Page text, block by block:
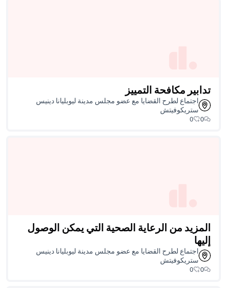
مدينة ليوبليانا دينيس
التي يمكن الوصول
مدينة ليوبليانا دينيس